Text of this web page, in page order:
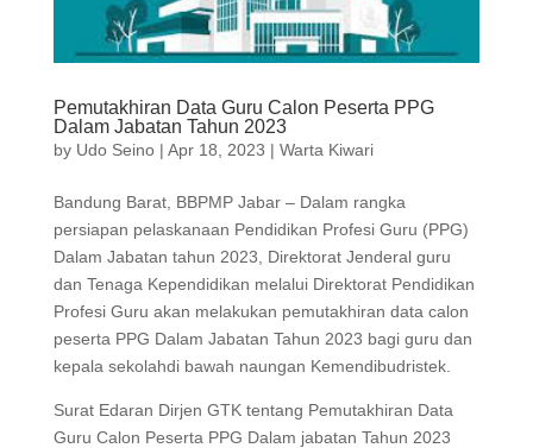
Pemutakhiran Data Guru Calon Peserta PPG
Dalam Jabatan Tahun 2023
by Udo Seino| Apr 18, 2023 | Warta Kiwari
Bandung Barat, BBPMP Jabar – Dalam rangka
persiapan pelaskanaan Pendidikan Profesi Guru (PPG)
Dalam Jabatan tahun 2023, Direktorat Jenderal guru
dan Tenaga Kependidikan melalui Direktorat Pendidikan
Profesi Guru akan melakukan pemutakhiran data calon
peserta PPG Dalam Jabatan Tahun 2023 bagi guru dan
kepala sekolahdi bawah naungan Kemendibudristek.
Surat Edaran Dirjen GTK tentang Pemutakhiran Data
Guru Calon Peserta PPG Dalam jabatan Tahun 2023